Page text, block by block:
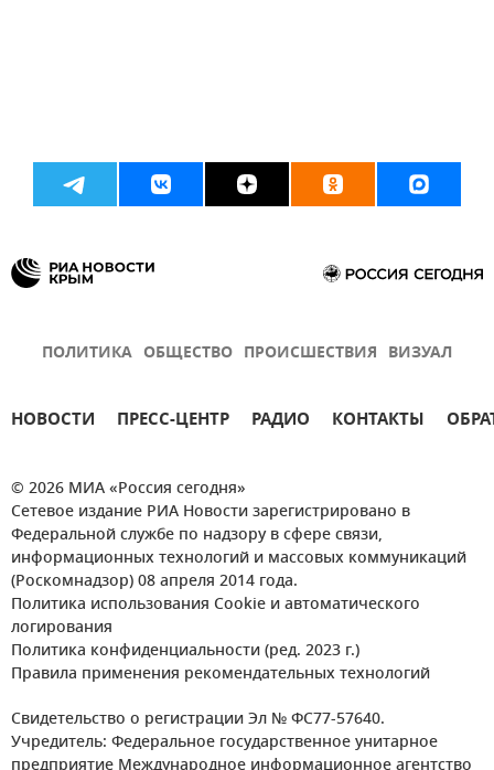
ПОЛИТИКА ОБЩЕСТВО ПРОИСШЕСТВИЯ ВИЗУАЛ
НОВОСТИ ПРЕСС-ЦЕНТР РАДИО КОНТАКТЫ
© 2026 МИА «Россия сегодня»
Сетевое издание РИА Новости зарегистрировано в
Федеральной службе по надзору в сфере связи,
информационных технологий и массовых коммуникаций
(Роскомнадзор) 08 апреля 2014 года.
Политика использования Cookie и автоматического
логирования
Политика конфиденциальности (ред. 2023 г.)
Правила применения рекомендательных технологий
Свидетельство о регистрации Эл № ФС77-57640.
Учредитель: Федеральное государственное унитарное